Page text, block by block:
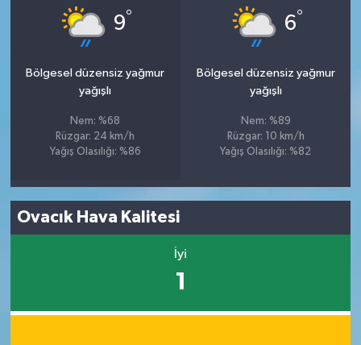
9°
Bölgesel düzensiz yağmur
yağışlı
Nem: %68
Rüzgar: 24 km/h
Yağış Olasılığı: %86
6°
Bölgesel düzensiz yağmur
yağışlı
Nem: %89
Rüzgar: 10 km/h
Yağış Olasılığı: %82
Ovacık Hava Kalitesi
İyi
1